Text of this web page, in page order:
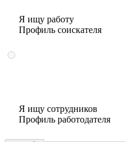
Я ищу работу
Профиль соискателя
Я ищу сотрудников
Профиль работодателя